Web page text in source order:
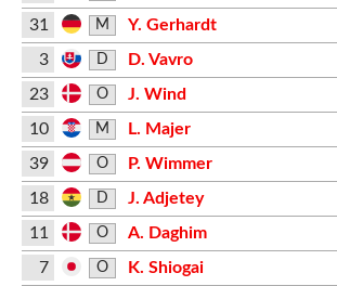
31
M Y. Gerhardt
3 D
D. Vavro
23
O J. Wind
10 M
L. Majer
39
O P. Wimmer
18 D
J. Adjetey
11
O A. Daghim
7 O K. Shiogai